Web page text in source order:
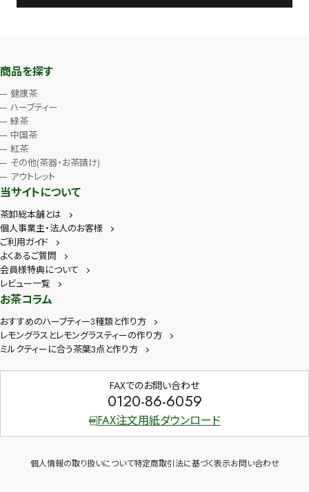
商品を探す
健康茶
ハーブティー
緑茶
中国茶
紅茶
その他(茶器・お茶請け)
アウトレット
当サイトについて
茶卸総本舗とは
個人事業主・法人のお客様
ご利用ガイド
よくあるご質問
会員様特典について
レビュー一覧
お茶コラム
おすすめのハーブティー3種類と作り方
レモングラスとレモングラスティーの作り方
ミルクティーに合う茶葉3点と作り方
FAXでのお問い合わせ
0120-86-6059
FAX注文用紙ダウンロード
個人情報の取り扱いについて特定商取引法に基づく表示お問い合わせ